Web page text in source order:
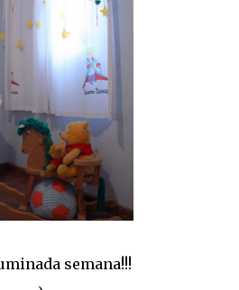
semana!!!